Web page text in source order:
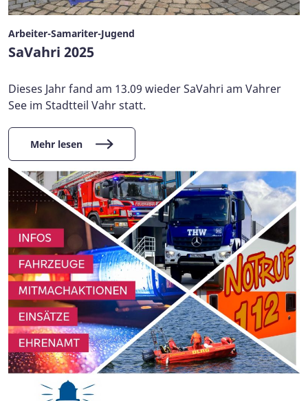
Arbeiter-Samariter-Jugend
SaVahri 2025
Dieses Jahr fand am 13.09 wieder SaVahri am Vahrer
See im Stadtteil Vahr statt.
Mehr lesen